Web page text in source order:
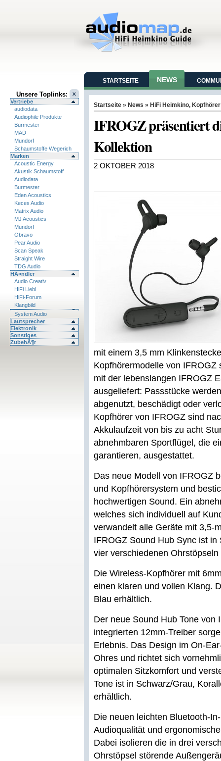
Unsere Toplinks:
Vertriebe
audiodata
Audiophile Produkte
Burmester
MAD
Mundorf
Schaumstoffe Wegerich
Marken
Acoustic Energy
Akustik Schaumstoff
Audiodata
Burmester
Eden Acoustics
Keces Audio
Matrix Audio
MJ Acoustics
Mundorf
Obravo
Pear Audio
Scan Speak
Straight Wire
TDG Audio
HÃ¤ndler
Audio Creativ
HiFi Liebl
HiFi-Forum
Klangbild
System Audio
Lautsprecher
Elektronik
Sonstiges
ZubehÃ¶r
STARTSEITE NEWS
Startseite » News » HiFi Heimkino, Kopfhörer
IFROGZ präsentiert
Kollektion
2 OKTOBER 2018
mit einem 3,5 mm
Kopfhörermodelle von
mit der lebenslangen IFROGZ
ausgeliefert: Passstücke
abgenutzt, beschädigt oder
Kopfhörer von IFROGZ sind
Akkulaufzeit von bis zu acht
abnehmbaren Sportflügel, die
garantieren, ausgestattet.
Das neue Modell von IFROGZ
und Kopfhörersystem und
hochwertigen Sound. Ein
welches sich individuell auf
verwandelt alle Geräte mit 3,5-
IFROGZ Sound Hub Sync ist
vier verschiedenen
Die Wireless-Kopfhörer mit
einen klaren und vollen Klang.
Blau erhältlich.
Der neue Sound Hub Tone von
integrierten 12mm-Treiber
Erlebnis. Das Design im On-
Ohres und richtet sich
optimalen Sitzkomfort und
Tone ist in Schwarz/Grau,
erhältlich.
Die neuen leichten Bluetooth-
Audioqualität und
Dabei isolieren die in drei
Ohrstöpsel störende